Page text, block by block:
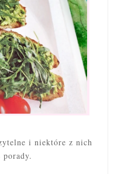
i niektóre z nich